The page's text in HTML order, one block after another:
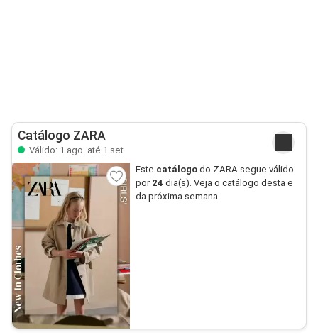
Catálogo ZARA
Válido: 1 ago. até 1 set.
Este catálogodo ZARA segue válido
por 24 dia(s). Veja o catálogo desta e
da próxima semana.